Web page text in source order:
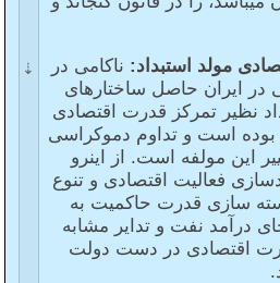
مولد استبداد: ناکامی در
در ایران حاصل ساختارهای
نظیر تمرکز قدرت اقتصادی
است و تداوم دموکراسی
این مولفه است. از اینرو
فعالیت اقتصادی و تنوع
سازی قدرت حاکمیت به
درآمد نفت و تدایر مشابه
اقتصادی در دست دولت